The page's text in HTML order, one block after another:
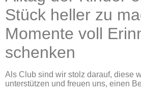
Stück heller zu
Momente voll
schenken
Als Club sind wir stolz darauf, diese
unterstützen und freuen uns, einen